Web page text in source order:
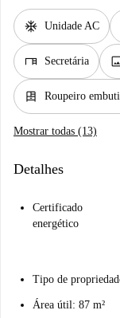
ac_unit Unidade AC
desk Secretária
dresser Roupeiro
Mostrar todas (13)
Detalhes
Certificado
energético
Tipo de
Área útil: 87 m²